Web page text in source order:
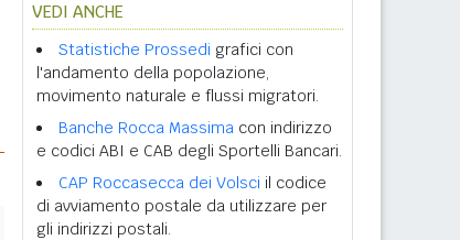
VEDI ANCHE
Statistiche Prossedi grafici con
l'andamento della popolazione,
movimento naturale e flussi migratori.
Banche Rocca Massima con indirizzo
e codici ABI e CAB degli Sportelli Bancari.
CAP Roccasecca dei Volsci il codice
di avviamento postale da utilizzare per
gli indirizzi postali.